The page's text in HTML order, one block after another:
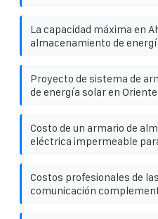
La capacidad máxima en
almacenamiento de
Proyecto de sistema de
de energía solar en Oriente
Costo de un armario de
eléctrica impermeable
Costos profesionales de
comunicación